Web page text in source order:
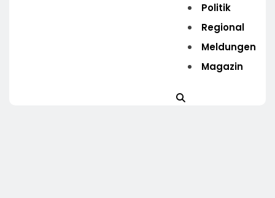
Politik
Regional
Meldungen
Magazin